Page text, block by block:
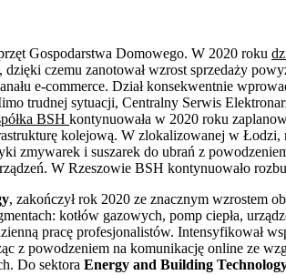
Gospodarstwa Domowego. W 2020 roku
czemu zanotował wzrost sprzedaży
e-commerce. Dział konsekwentnie
trudnej sytuacji, Centralny Serwis
BSH kontynuowała w 2020 roku
kolejową. W zlokalizowanej w
zmywarek i suszarek do ubrań z
W Rzeszowie BSH kontynuowało
, zakończył rok 2020 ze znacznym wzrostem
kotłów gazowych, pomp ciepła,
pracę profesjonalistów. Intensyfikował
z powodzeniem na komunikację online ze
Do sektora Energy and Building